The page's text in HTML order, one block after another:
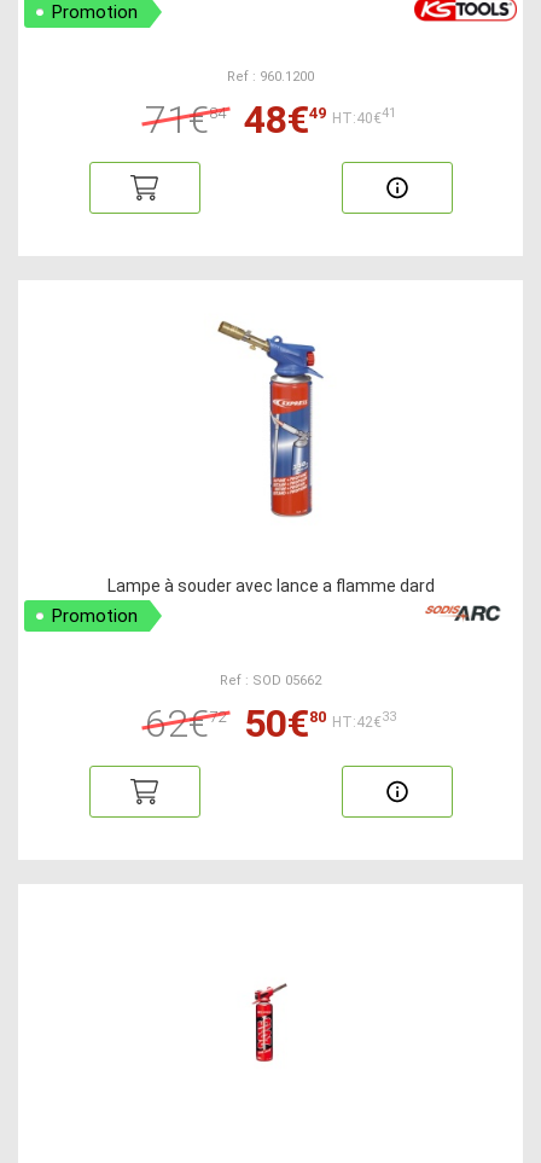
Promotion
Ref : 960.1200
71€84 48€49 HT:40€41
Lampe à souder avec lance a flamme dard
Promotion
Ref : SOD 05662
62€72 50€80 HT:42€33